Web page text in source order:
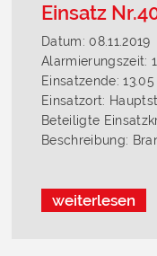
Einsatz
Datum: 08.11.2019
Alarmierungszeit:
Einsatzende:
Einsatzort:
Beteiligte
Beschreibung:
weiterlesen